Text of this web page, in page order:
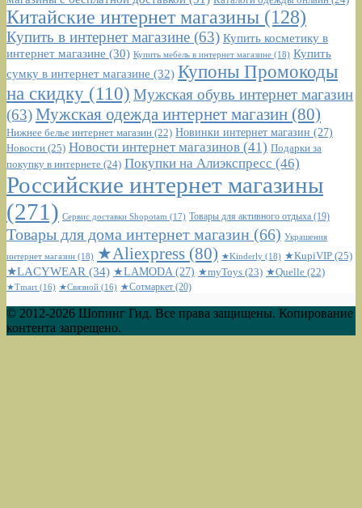
Китайские интернет магазины (128)
Купить в интернет магазине (63) Купить косметику в
интернет магазине (30) Купить мебель в интернет магазине (18) Купить
сумку в интернет магазине (32) Купоны Промокоды
на скидку (110) Мужская обувь интернет магазин
(63)Мужская одежда интернет магазин (80)
Нижнее белье интернет магазин (22) Новинки интернет магазин (27)
Новости (25) Новости интернет магазинов (41) Подарки за
покупку в интернете (24) Покупки на Алиэкспресс (46)
Российские интернет магазины
(271) Сервис доставки Shopotam (17) Товары для активного отдыха (19)
Товары для дома интернет магазин (66) Украшения
интернет магазин (18) ★Aliexpress (80) ★Kinderly (18) ★KupiVIP (25)
★LACYWEAR (34) ★LAMODA (27) ★myToys (23) ★Quelle (22)
★Tmart (16) ★Связной (16) ★Сотмаркет (20)
© 2012-2026 Шопинг Гид. Все права защищены. Копирование
контента запрещено.